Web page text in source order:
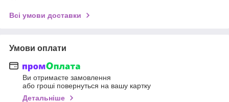
Всі умови доставки
Умови оплати
Ви отримаєте замовлення
або гроші повернуться на вашу картку
Детальніше